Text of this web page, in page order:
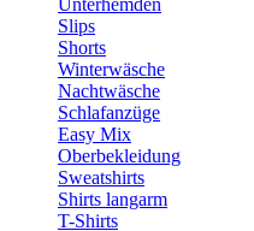
Unterhemden
Slips
Shorts
Winterwäsche
Nachtwäsche
Schlafanzüge
Easy Mix
Oberbekleidung
Sweatshirts
Shirts langarm
T-Shirts